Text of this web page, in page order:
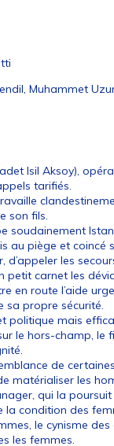
Muhammet
Isil Aksoy),
tarifiés.
son fils.
soudainement
au piège et coincé
d’appeler les
petit carnet les
en route l’aide
sa propre sécurité.
politique mais
sur le hors-champ,
de
matérialiser les
qui la
condition des
le cynisme
les femmes.